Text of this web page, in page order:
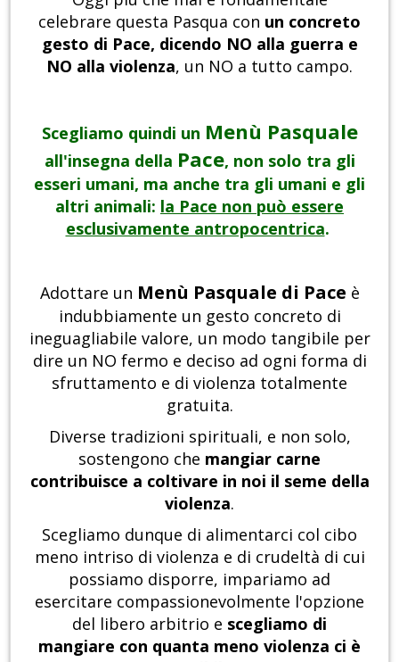
celebrare questa Pasqua con un concreto
gesto di Pace, dicendo NO alla guerra e
NO alla violenza, un NO a tutto campo.
Scegliamo quindi un Menù Pasquale
all'insegna della Pace, non solo tra gli
esseri umani, ma anche tra gli umani e gli
altri animali: la Pace non può essere
esclusivamente antropocentrica.
Adottare un Menù Pasquale di Pace è
indubbiamente un gesto concreto di
ineguagliabile valore, un modo tangibile per
dire un NO fermo e deciso ad ogni forma di
sfruttamento e di violenza totalmente
gratuita.
Diverse tradizioni spirituali, e non solo,
sostengono che mangiar carne
contribuisce a coltivare in noi il seme della
violenza.
Scegliamo dunque di alimentarci col cibo
meno intriso di violenza e di crudeltà di cui
possiamo disporre, impariamo ad
esercitare compassionevolmente l'opzione
del libero arbitrio e scegliamo di
mangiare con quanta meno violenza ci è